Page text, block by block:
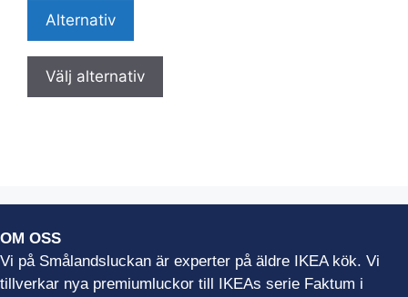
Alternativ
Välj alternativ
har
på
sida
OM OSS
Vi på Smålandsluckan är experter på äldre IKEA kök. Vi
tillverkar nya premiumluckor till IKEAs serie Faktum i